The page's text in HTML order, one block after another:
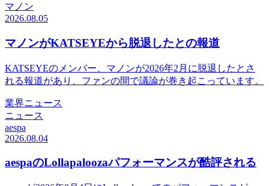
マノン
2026.08.05
マノンがKATSEYEから脱退したとの報道
KATSEYEのメンバー、マノンが2026年2月に脱退したとさ
れる報道があり、ファンの間で議論が巻き起こっています。
業界ニュース
ニュース
aespa
2026.08.04
aespaのLollapaloozaパフォーマンスが酷評される